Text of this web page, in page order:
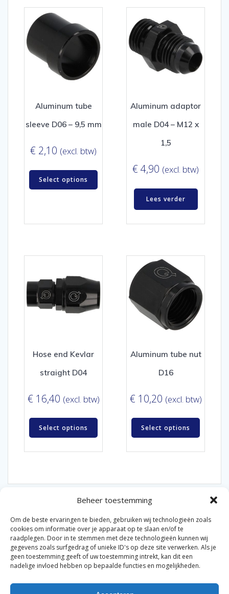
Beheer toestemming
Om de beste ervaringen te bieden, gebruiken wij technologieën zoals
cookies om informatie over je apparaat op te slaan en/of te
raadplegen. Door in te stemmen met deze technologieën kunnen wij
gegevens zoals surfgedrag of unieke ID's op deze site verwerken. Als je
geen toestemming geeft of uw toestemming intrekt, kan dit een
nadelige invloed hebben op bepaalde functies en mogelijkheden.
Aluminum tube
sleeve D06 – 9,5 mm
€ 2,10 (excl. btw)
Select options
Aluminum adaptor
male D04 – M12 x
1,5
€ 4,90 (excl. btw)
Lees verder
Hose end Kevlar
straight D04
€ 16,40 (excl. btw)
Select options
Aluminum tube nut
D16
€ 10,20 (excl. btw)
Select options
© 2026 Van der Bel Las en Radiateurenbedrijf.
Privacyverklaring|Cookiebeleid|Retourbeleid|